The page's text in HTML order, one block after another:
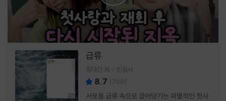
급류
정대건 저 민음사
8.7 (700)
서로를 급류 속으로 끌어당기는 파멸적인 첫사